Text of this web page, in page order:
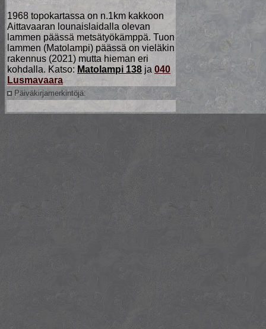
1968 topokartassa on n.1km kakkoon
Aittavaaran lounaislaidalla olevan
lammen päässä metsätyökämppä. Tuon
lammen (Matolampi) päässä on vieläkin
rakennus (2021) mutta hieman eri
kohdalla. Katso: Matolampi 138 ja 040
Lusmavaara
Päiväkirjamerkintöjä: